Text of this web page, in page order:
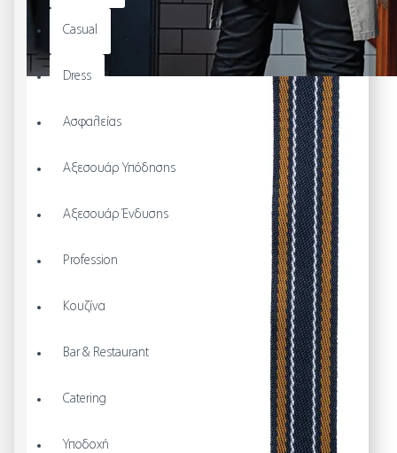
Casual
Dress
Ασφαλείας
Αξεσουάρ Υπόδησης
Αξεσουάρ Ένδυσης
Profession
Κουζίνα
Bar & Restaurant
Catering
Υποδοχή